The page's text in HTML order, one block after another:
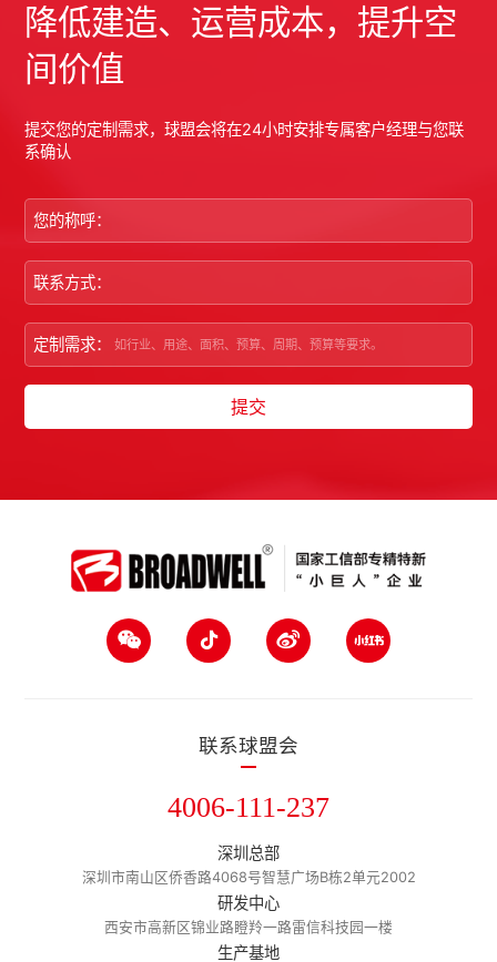
降低建造、运营成本，提升空
间价值
提交您的定制需求，球盟会将在24小时安排专属客户经理与您联
系确认
您的称呼：
联系方式：
定制需求：
提交
联系球盟会
4006-111-237
深圳总部
深圳市南山区侨香路4068号智慧广场B栋2单元2002
研发中心
西安市高新区锦业路瞪羚一路雷信科技园一楼
生产基地